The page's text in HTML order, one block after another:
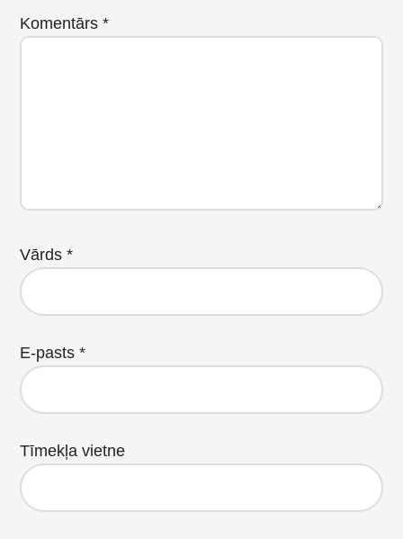
Komentārs*
Vārds*
E-pasts*
Tīmekļa vietne